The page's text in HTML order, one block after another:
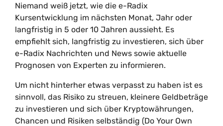
Niemand weiß jetzt, wie die e-Radix
Kursentwicklung im nächsten Monat, Jahr oder
langfristig in 5 oder 10 Jahren aussieht. Es
empfiehlt sich, langfristig zu investieren, sich über
e-Radix Nachrichten und News sowie aktuelle
Prognosen von Experten zu informieren.
Um nicht hinterher etwas verpasst zu haben ist es
sinnvoll, das Risiko zu streuen, kleinere Geldbeträge
zu investieren und sich über Kryptowährungen,
Chancen und Risiken selbständig (Do Your Own